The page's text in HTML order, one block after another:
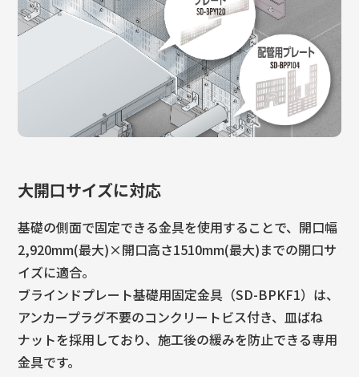
大開口サイズに対応
基礎の側面で固定できる金具を使用することで、開口幅
2,920mm(最大)×開口高さ1510mm(最大)までの開口サ
イズに適合。
ブラインドプレート基礎用固定金具（SD-BPKF1）は、
アンカープラグ不要のコンクリートビス付き、皿ばね
ナットを採用しており、施工後の緩みを防止できる専用
金具です。